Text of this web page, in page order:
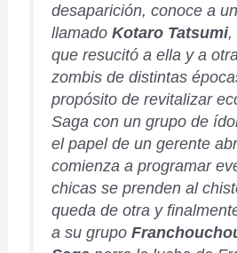
desaparición, conoce a
llamado Kotaro Tatsumi,
que resucitó a ella y a
zombis de distintas
propósito de revitalizar
Saga con un grupo de
el papel de un gerente
comienza a programar
chicas se prenden al
queda de otra y
a su grupo